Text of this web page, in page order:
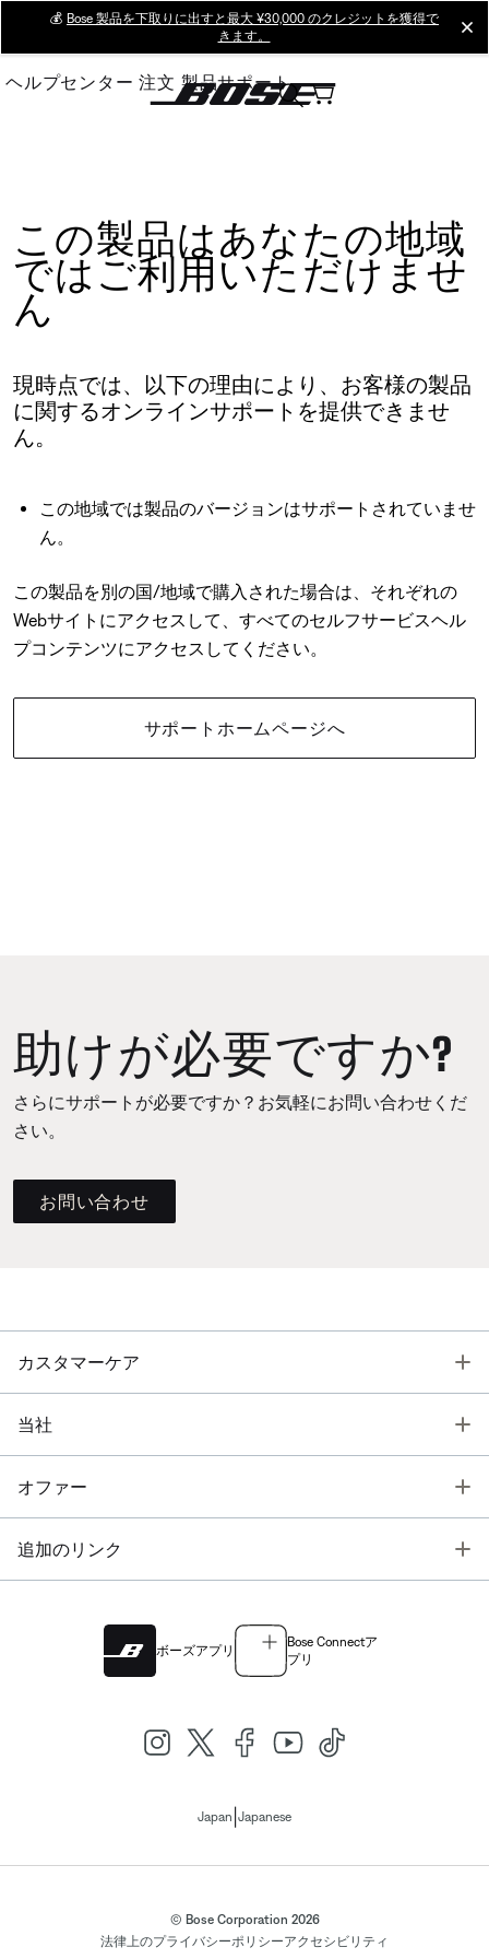
Main
💰 Bose 製品を下取りに出すと最大 ¥30,000 のクレジットを獲得で
きます。
ヘルプセンター 注文 製品サポート
この製品はあなたの地域
ではご利用いただけませ
ん
現時点では、以下の理由により、お客様の製品
に関するオンラインサポートを提供できませ
ん。
この地域では製品のバージョンはサポートされていませ
ん。
この製品を別の国/地域で購入された場合は、それぞれの
Webサイトにアクセスして、すべてのセルフサービスヘル
プコンテンツにアクセスしてください。
サポートホームページへ
助けが必要ですか?
さらにサポートが必要ですか？お気軽にお問い合わせくだ
さい。
お問い合わせ
カスタマーケア
当社
オファー
追加のリンク
ボーズアプリ
Bose Connectア
プリ
Japan Japanese
© Bose Corporation 2026
法律上のプライバシーポリシーアクセシビリティ